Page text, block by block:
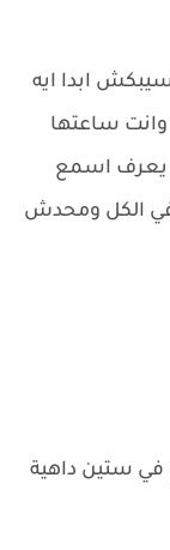
ابدا ايه
ساعتها
يعرف اسمع
في الكل ومحدش
في ستين داهية